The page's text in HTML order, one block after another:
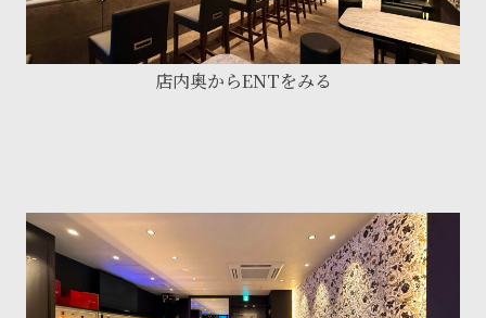
店内奥からENTをみる